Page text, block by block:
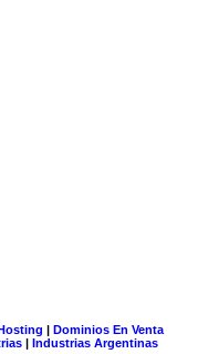
| Dominios En Venta
| Industrias Argentinas